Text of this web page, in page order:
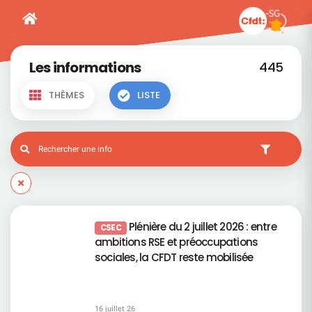
Les informations 445
THÈMES LISTE
CSEC Plénière du 2 juillet 2026 : entre
ambitions RSE et préoccupations
sociales, la CFDT reste mobilisée
16 juillet 26